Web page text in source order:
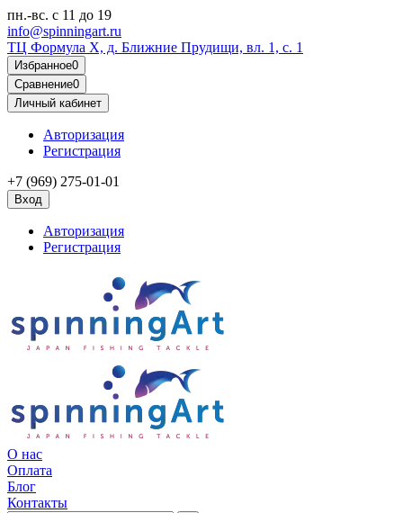
пн.-вс. с 11 до 19
info@spinningart.ru
ТЦ Формула X, д. Ближние Прудищи, вл. 1, с. 1
Избранное0
Сравнение0
Личный кабинет
Авторизация
Регистрация
+7 (969) 275-01-01
Вход
Авторизация
Регистрация
О нас
Оплата
Блог
Контакты